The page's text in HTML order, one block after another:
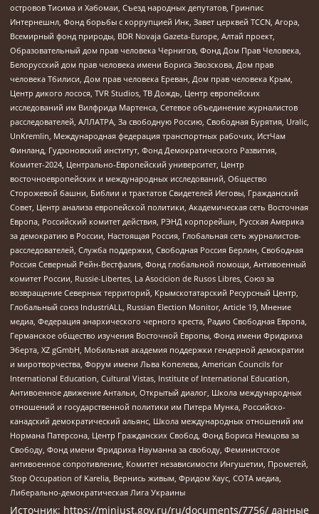
островов Тисима и Хабомаи, Съезд народных депутатов, Гринпис
Интернешнл, Фонд борьбы с коррупцией Инк, Завет церквей TCCN, Агора,
Всемирный фонд природы, BDR Novaja Gazeta-Europe, Алтай проект,
Образовательный дом прав человека Чернигов, Фонд Дом Прав Человека,
Белорусский дом прав человека имени Бориса Звозскова, Дом прав
человека Тбилиси, Дом прав человека Ереван, Дом прав человека Крым,
Центр дикого лосося, TVR Studios, ТВ Дождь, Центр европейских
исследований им Вилфрида Мартенса, Сетевое объединение журналистов
расследователей, АЛЛАТРА, За свободную Россию, Свободная Бурятия, Uralic,
UnKremlin, Международная федерация транспортных рабочих, ИстЧам
Финланд, Гудзоновский институт, Фонд Демократического Развития,
Комитет-2024, Центрально-Европейский университет, Центр
восточноевропейских и международных исследований, Общество
Сторожевой башни, Библии и трактатов Свидетелей Иеговы, Гражданский
Совет, Центр анализа европейской политики, Академическая сеть Восточная
Европа, Российский комитет действия, РЭНД корпорейшн, Русская Америка
за демократию в России, Настоящая Россия, Глобальная сеть журналистов-
расследователей, Служба поддержки, Свободная Россия Берлин, Свободная
Россия Северный Рейн-Вестфалия, Фонд глобальной помощи, Антивоенный
комитет России, Russie-Libertes, La Asocicion de Rusos Libres, Союз за
возвращение Северных территорий, Крымскотатарский Ресурсный Центр,
Глобальный союз IndustriALL, Russian Election Monitor, Article 19, Мнение
медиа, Федерация анархического черного креста, Радио Свободная Европа,
Германское общество изучения Восточной Европы, Фонд имени Фридриха
Эберта, XZ gGmbH, Мобильная академия поддержки гендерной демократии
и миротворчества, Форум имени Льва Копелева, American Councils for
International Education, Cultural Vistas, Institute of International Education,
Антивоенное движение Антальи, Открытый диалог, Школа международных
отношений и государственной политики им Питера Мунка, Российско-
канадский демократический альянс, Школа международных отношений им
Нормана Патерсона, Центр Гражданских Свобод, Фонд Бориса Немцова за
Свободу, Фонд имени Фридриха Науманна за свободу, Феминистское
антивоенное сопротивление, Комитет независимости Ингушетии, Прометей,
Stop Occupation of Karelia, Вернись живым, Фридом Хаус, СОТА медиа,
Либерально-демократическая Лига Украины
Источник: https://minjust.gov.ru/ru/documents/7756/ данные